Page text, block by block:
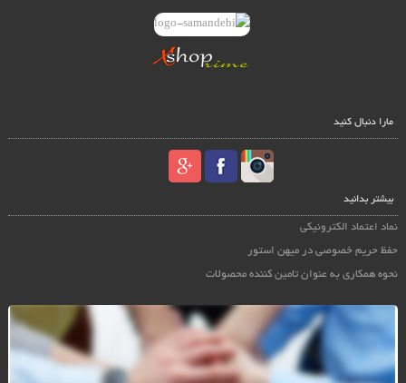
مارا دنبال کنید
بیشتر بدانید
نماد اعتماد الکترونیکی
حفظ حریم خصوصی در میهن استور
نحوه همکاری به عنوان تامین کننده محصولات